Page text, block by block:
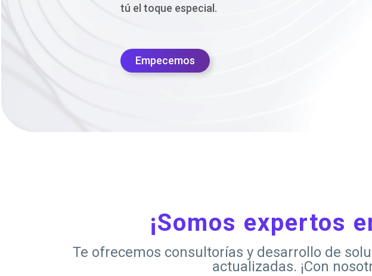
tú el toque especial.
Empecemos
¡Somos expertos
Te ofrecemos consultorías y desarrollo de
actualizadas. ¡Con